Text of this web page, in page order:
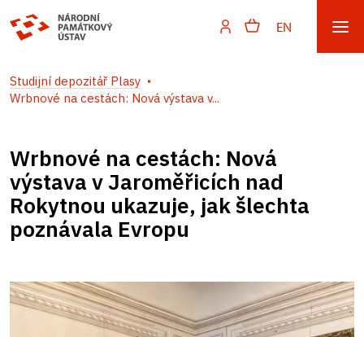
EN
Studijní depozitář Plasy
Wrbnové na cestách: Nová výstava v...
Wrbnové na cestách: Nová
výstava v Jaroměřicích nad
Rokytnou ukazuje, jak šlechta
poznávala Evropu